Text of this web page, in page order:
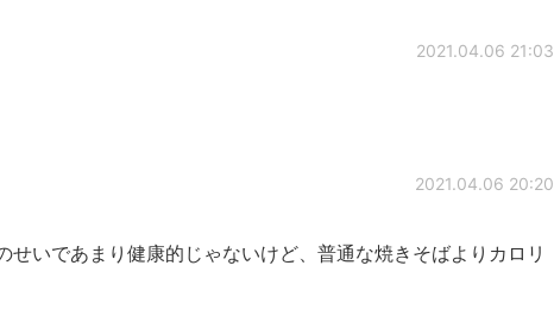
2021.04.06 21:03
2021.04.06 20:20
せいであまり健康的じゃないけど、普通な焼きそばよりカロリ